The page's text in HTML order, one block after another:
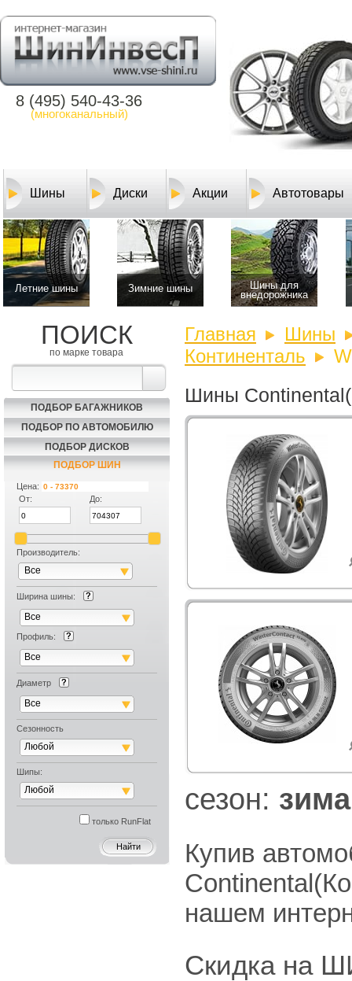
8 (495) 540-43-36
(многоканальный)
Шины Диски Акции Автотовары
Летние шины Зимние шины
Шины для
внедорожника
ПОИСК
по марке товара
ПОДБОР БАГАЖНИКОВ
ПОДБОР ПО АВТОМОБИЛЮ
ПОДБОР ДИСКОВ
ПОДБОР ШИН
Цена:
От:
До:
Производитель:
Все
Ширина шины:
Все
Профиль:
Все
Диаметр
Все
Сезонность
Любой
Шипы:
Любой
только RunFlat
Главная
Шины
Континенталь
Шины
cезон: зима
Купив
нашем
Скидка на